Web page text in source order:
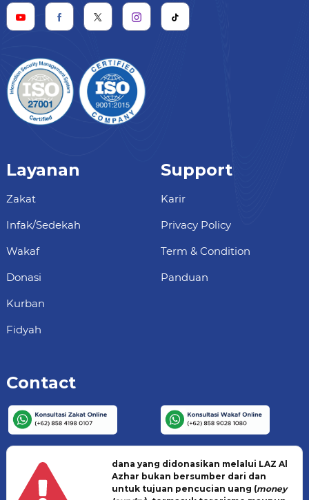
Layanan
Zakat
Infak/Sedekah
Wakaf
Donasi
Kurban
Fidyah
Support
Karir
Privacy Policy
Term & Condition
Panduan
Contact
dana yang didonasikan melalui LAZ Al
Azhar bukan bersumber dari dan
untuk tujuan pencucian uang (money